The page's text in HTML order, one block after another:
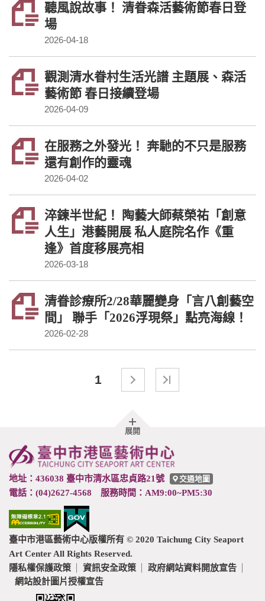
聽風說故事！ 清眷森活藝術節春日登
場
2026-04-18
觀測清水眷村生活光譜 主題展、森活
藝術節 春日接續登場
2026-04-09
在服務之外發光！ 奔馳的不只是服務
還有創作的靈魂
2026-04-02
淬鍊半世紀！ 陶藝大師蔡榮祐「創意
人生」港藝開展 私人庭院名作《重
逢》首度移展亮相
2026-03-18
清眷診療所2/28華麗變身「言八創藝空
間」 聯手「2026浮現祭」點亮海線！
2026-02-28
1
展開胖
尾
地址：436038 臺中市清水區忠貞路21號 交通地圖
電話：(04)2627-4568 服務時間：AM9:00~PM5:30
臺中市港區藝術中心版權所有 © 2020 Taichung City Seaport
Art Center All Rights Reserved.
隱私權保護政策 資訊安全政策
政府網站資料開放宣告
網站設計圖片授權宣告